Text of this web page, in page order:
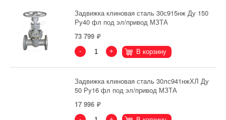
Задвижка клиновая сталь 30с915нж Ду 150
Ру40 фл под эл/привод МЗТА
73 799
- + В корзину
Задвижка клиновая сталь 30лс941нжХЛ Ду
50 Ру16 фл под эл/привод МЗТА
17 996